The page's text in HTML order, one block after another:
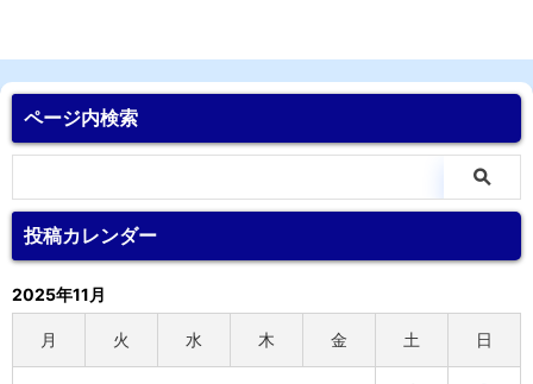
ページ内検索
投稿カレンダー
2025年11月
月 火 水 木 金 土 日